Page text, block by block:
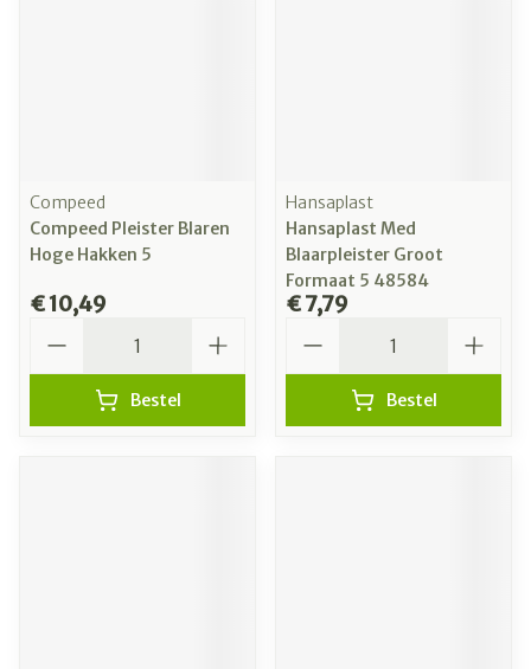
Compeed
Compeed Pleister Blaren
Hoge Hakken 5
€ 10,49
Bestel
Hansaplast
Hansaplast Med
Blaarpleister Groot
Formaat 5 48584
€ 7,79
Bestel